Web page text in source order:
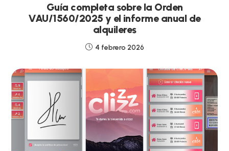
Guía completa sobre la Orden
VAU/1560/2025 y el informe anual de
alquileres
4 febrero 2026